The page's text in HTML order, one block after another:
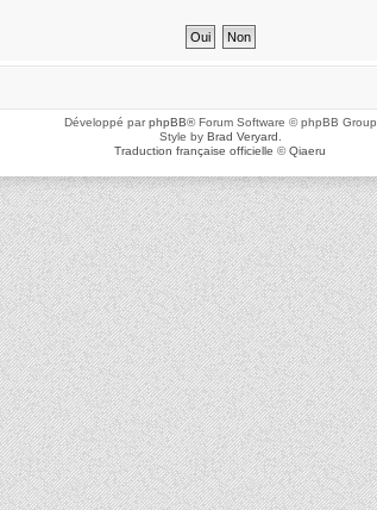
Développé parphpBB® Forum Software © phpBB Group
Style by Brad Veryard
Traduction française officielle ©Qiaeru